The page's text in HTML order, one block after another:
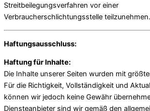
Streitbeilegungsverfahren vor einer
Verbraucherschlichtungsstelle teilzunehmen.
Haftungsausschluss:
Haftung für Inhalte:
Die Inhalte unserer Seiten wurden mit
Für die Richtigkeit, Vollständigkeit und
können wir jedoch keine Gewähr
Diensteanbieter sind wir gemäß den